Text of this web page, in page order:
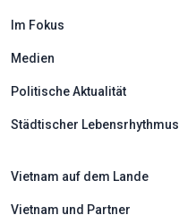
Im Fokus
Medien
Politische Aktualität
Städtischer Lebensrhythmus
Vietnam auf dem Lande
Vietnam und Partner